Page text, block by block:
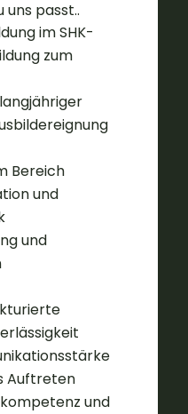
uns passt..
im SHK-
zum
Bereich
und
und
Auftreten
und